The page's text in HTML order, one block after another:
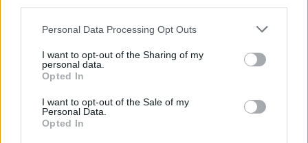
Personal Data Processing Opt Outs
I want to opt-out of the Sharing of my
personal data.
Opted In
I want to opt-out of the Sale of my
Personal Data.
Opted In